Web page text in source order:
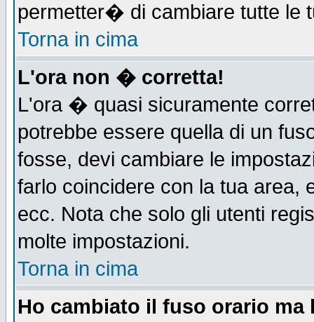
permetter� di cambiare tutte le
Torna in cima
L'ora non � corretta!
L'ora � quasi sicuramente
potrebbe essere quella di un
fosse, devi cambiare le
farlo coincidere con la tua area,
ecc. Nota che solo gli utenti
molte impostazioni.
Torna in cima
Ho cambiato il fuso orario